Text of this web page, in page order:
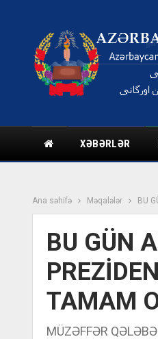
XƏBƏRLƏR
Ana səhifə Məqalələr BU
BU GÜN
TAMAM
MÜZƏFFƏR